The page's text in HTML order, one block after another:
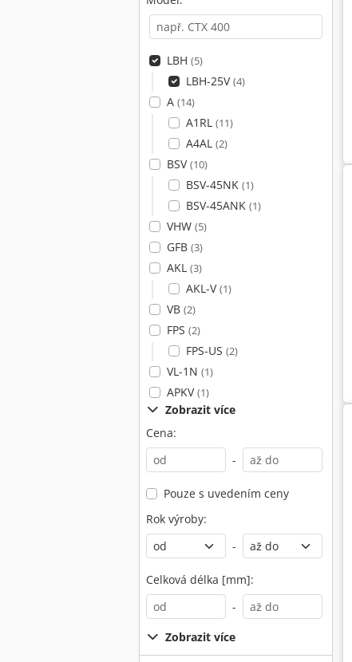
LBH (5)
LBH-25V(4)
A (14)
A1RL (11)
A4AL (2)
BSV(10)
BSV-45NK (1)
BSV-45ANK (1)
VHW (5)
GFB (3)
AKL (3)
AKL-V(1)
VB (2)
FPS (2)
FPS-US (2)
VL-1N (1)
APKV(1)
Zobrazit více
Cena:
-
Pouze s uvedením ceny
Rok výroby:
-
Celková délka [mm]:
-
Zobrazit více